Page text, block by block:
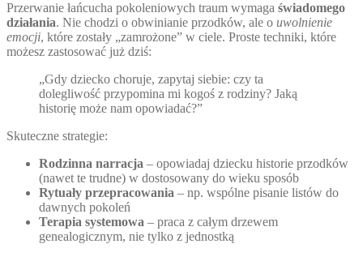
Przerwanie łańcucha pokoleniowych traum wymaga świadomego
działania. Nie chodzi o obwinianie przodków, ale o uwolnienie
emocji, które zostały „zamrożone” w ciele. Proste techniki, które
możesz zastosować już dziś:
„Gdy dziecko choruje, zapytaj siebie: czy ta
dolegliwość przypomina mi kogoś z rodziny? Jaką
historię może nam opowiadać?”
Skuteczne strategie:
Rodzinna narracja – opowiadaj dziecku historie przodków
(nawet te trudne) w dostosowany do wieku sposób
Rytuały przepracowania – np. wspólne pisanie listów do
dawnych pokoleń
Terapia systemowa – praca z całym drzewem
genealogicznym, nie tylko z jednostką